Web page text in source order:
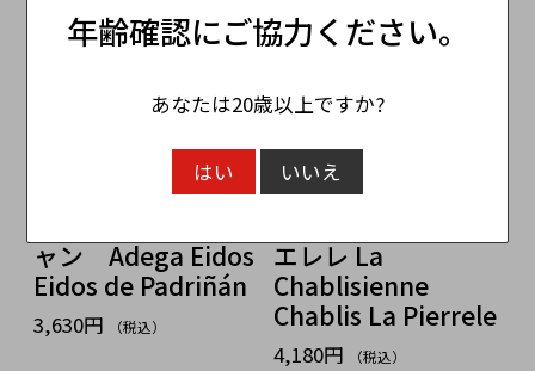
アデガ・エイドス
ャン Adega Eidos
Eidos de Padriñán
3,630円 （税込）
ラ・シャブリジェン
エレレ La
Chablisienne
Chablis La Pierrele
4,180円 （税込）
年齢確認にご協力ください。
あなたは20歳以上ですか?
はい いいえ